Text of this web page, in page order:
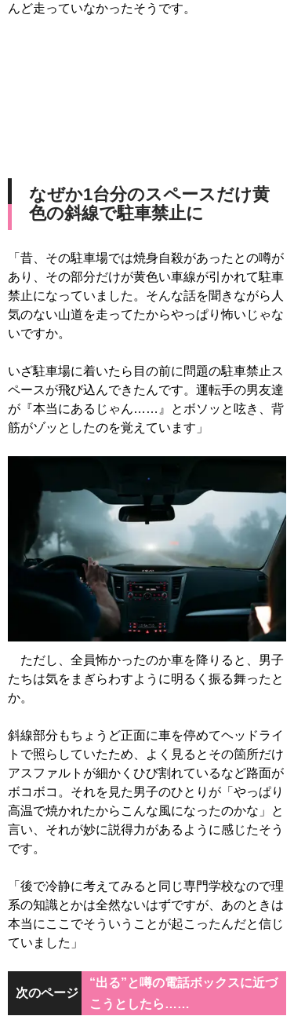
んど走っていなかったそうです。
なぜか1台分のスペースだけ黄
色の斜線で駐車禁止に
「昔、その駐車場では焼身自殺があったとの噂が
あり、その部分だけが黄色い車線が引かれて駐車
禁止になっていました。そんな話を聞きながら人
気のない山道を走ってたからやっぱり怖いじゃな
いですか。
いざ駐車場に着いたら目の前に問題の駐車禁止ス
ペースが飛び込んできたんです。運転手の男友達
が『本当にあるじゃん……』とボソッと呟き、背
筋がゾッとしたのを覚えています」
ただし、全員怖かったのか車を降りると、男子
たちは気をまぎらわすように明るく振る舞ったと
か。
斜線部分もちょうど正面に車を停めてヘッドライ
トで照らしていたため、よく見るとその箇所だけ
アスファルトが細かくひび割れているなど路面が
ボコボコ。それを見た男子のひとりが「やっぱり
高温で焼かれたからこんな風になったのかな」と
言い、それが妙に説得力があるように感じたそう
です。
「後で冷静に考えてみると同じ専門学校なので理
系の知識とかは全然ないはずですが、あのときは
本当にここでそういうことが起こったんだと信じ
ていました」
次のページ
“出る”と噂の電話ボックスに近づ
こうとしたら……